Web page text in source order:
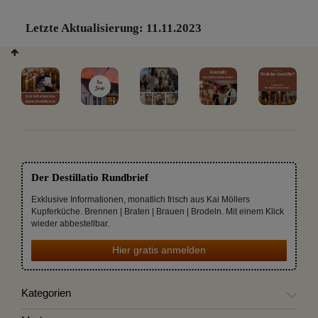
Letzte Aktualisierung: 11.11.2023
Der Destillatio Rundbrief
Exklusive Informationen, monatlich frisch aus Kai Möllers
Kupferküche. Brennen | Braten | Brauen | Brodeln. Mit einem Klick
wieder abbestellbar.
Hier gratis anmelden
Kategorien